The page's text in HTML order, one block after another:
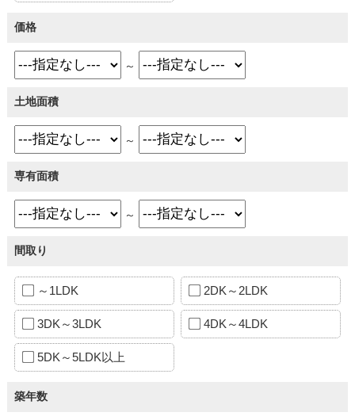
価格
～
土地面積
～
専有面積
～
間取り
～1LDK 2DK～2LDK
3DK～3LDK 4DK～4LDK
5DK～5LDK以上
築年数